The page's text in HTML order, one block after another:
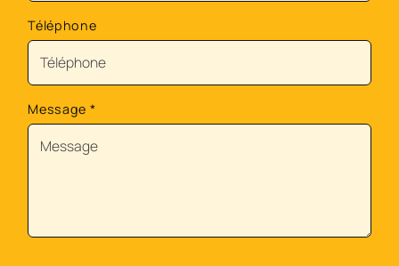
Téléphone
Message *